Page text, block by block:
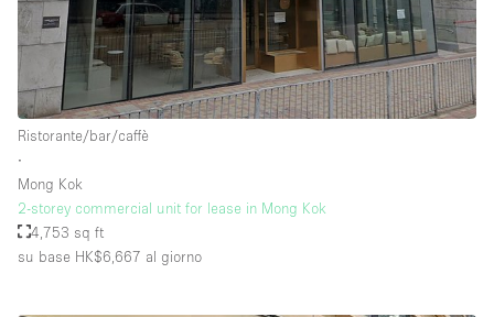
Ristorante/bar/caffè
∙
Mong Kok
2-storey commercial unit for lease in Mong Kok
4,753 sq ft
su base HK$6,667 al giorno